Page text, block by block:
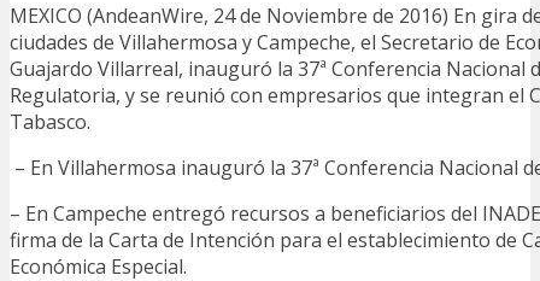
MEXICO (AndeanWire, 24 de Noviembre de 2016) En gira
ciudades de Villahermosa y Campeche, el Secretario de
Guajardo Villarreal, inauguró la 37ª Conferencia Nacional
Regulatoria, y se reunió con empresarios que integran el
Tabasco.
– En Villahermosa inauguró la 37ª Conferencia Nacional
– En Campeche entregó recursos a beneficiarios del
firma de la Carta de Intención para el establecimiento de
Económica Especial.